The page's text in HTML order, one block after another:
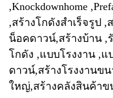
,Knockdownhome
,สร้างโกดังสำเร็จรูป ,
น็อคดาวน์,สร้างบ้าน ,
โกดัง ,แบบโรงงาน ,
ดาวน์,สร้างโรงงานข
ใหญ่,สร้างคลังสินค้า